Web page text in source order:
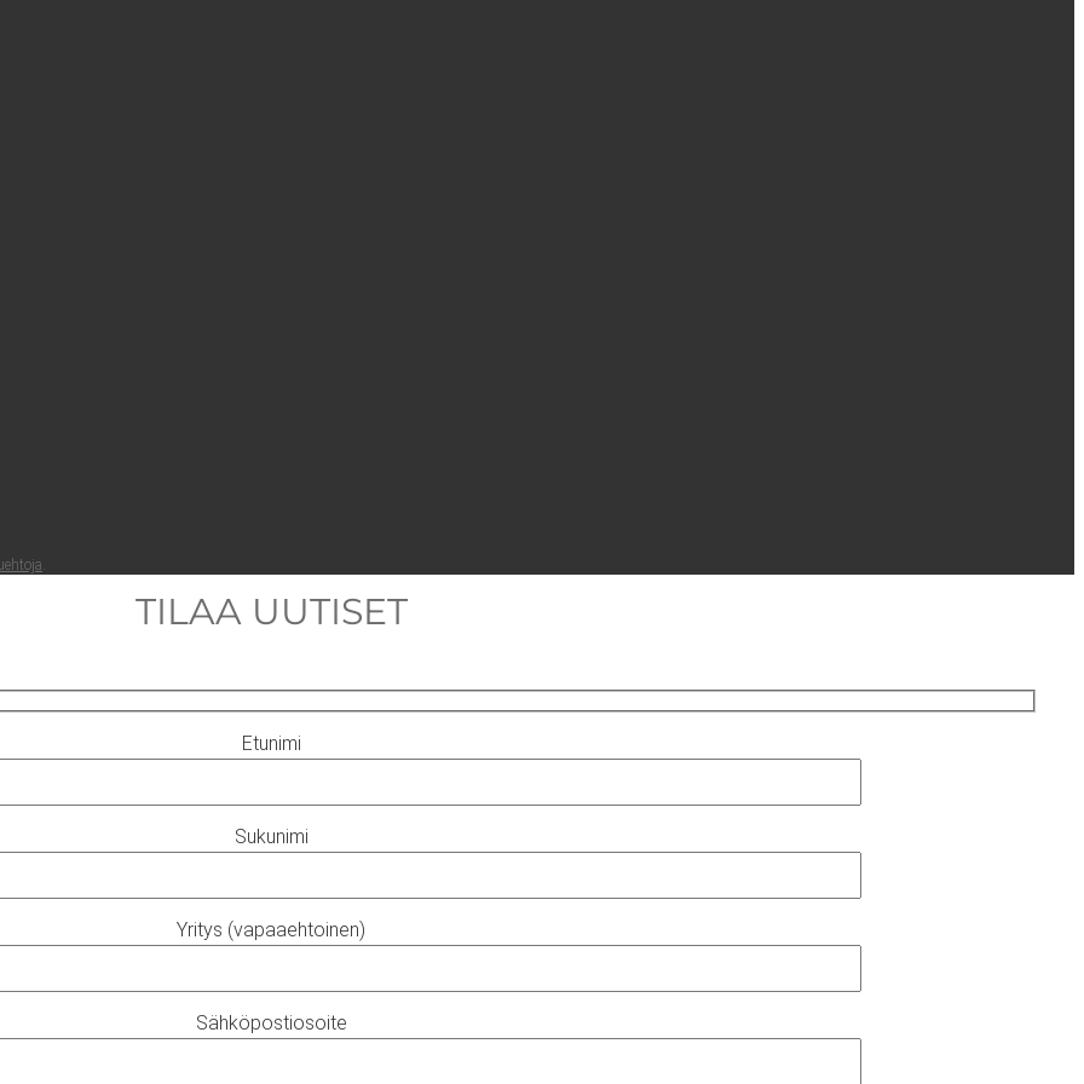
TILAA UUTISET
Etunimi
Sukunimi
Yritys (vapaaehtoinen)
Sähköpostiosoite